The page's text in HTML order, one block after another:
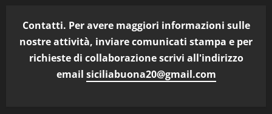
Contatti. Per avere maggiori informazioni sulle
nostre attività, inviare comunicati stampa e per
richieste di collaborazione scrivi all'indirizzo
email siciliabuona20@gmail.com